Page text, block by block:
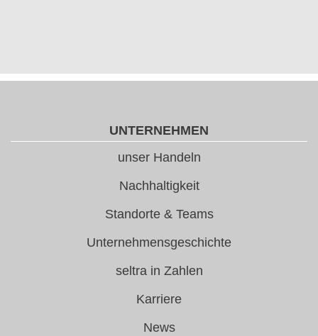
UNTERNEHMEN
unser Handeln
Nachhaltigkeit
Standorte & Teams
Unternehmensgeschichte
seltra in Zahlen
Karriere
News